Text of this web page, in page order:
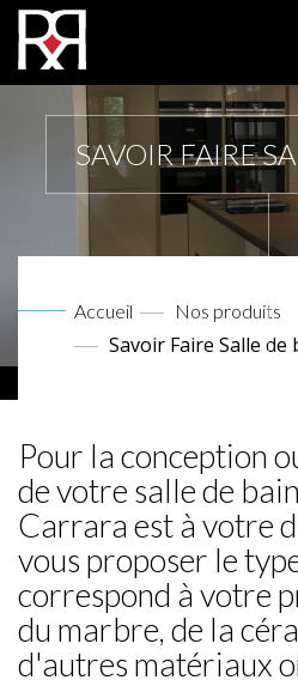
SAVOIR FAIRE
Accueil Nos produits
Savoir Faire Salle de
Pour la conception
de votre salle de
Carrara est à votre
vous proposer le
correspond à votre
du marbre, de la
d'autres matériaux